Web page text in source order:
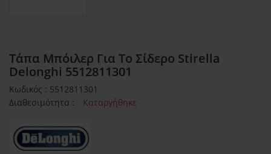
Τάπα Μπόιλερ Για Το Σίδερο Stirella
Delonghi 5512811301
Κωδικός : 5512811301
Διαθεσιμότητα :
Καταργήθηκε